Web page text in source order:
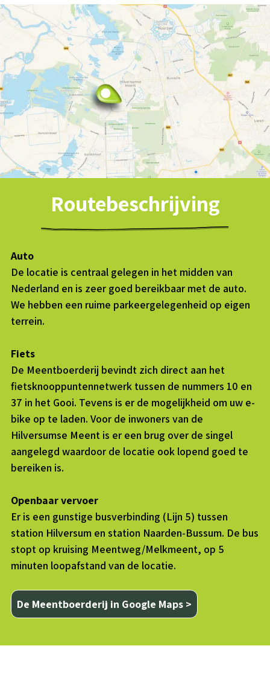
Routebeschrijving
Auto
De locatie is centraal gelegen in het midden van
Nederland en is zeer goed bereikbaar met de auto.
We hebben een ruime parkeergelegenheid op eigen
terrein.
Fiets
De Meentboerderij bevindt zich direct aan het
fietsknooppuntennetwerk tussen de nummers 10 en
37 in het Gooi. Tevens is er de mogelijkheid om uw e-
bike op te laden. Voor de inwoners van de
Hilversumse Meent is er een brug over de singel
aangelegd waardoor de locatie ook lopend goed te
bereiken is.
Openbaar vervoer
Er is een gunstige busverbinding (Lijn 5) tussen
station Hilversum en station Naarden-Bussum. De bus
stopt op kruising Meentweg/Melkmeent, op 5
minuten loopafstand van de locatie.
De Meentboerderij in Google Maps >